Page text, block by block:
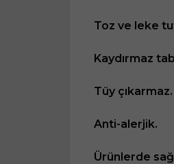
Toz ve leke
Kaydırmaz
Tüy çıkarmaz.
Anti-alerjik.
Ürünlerde